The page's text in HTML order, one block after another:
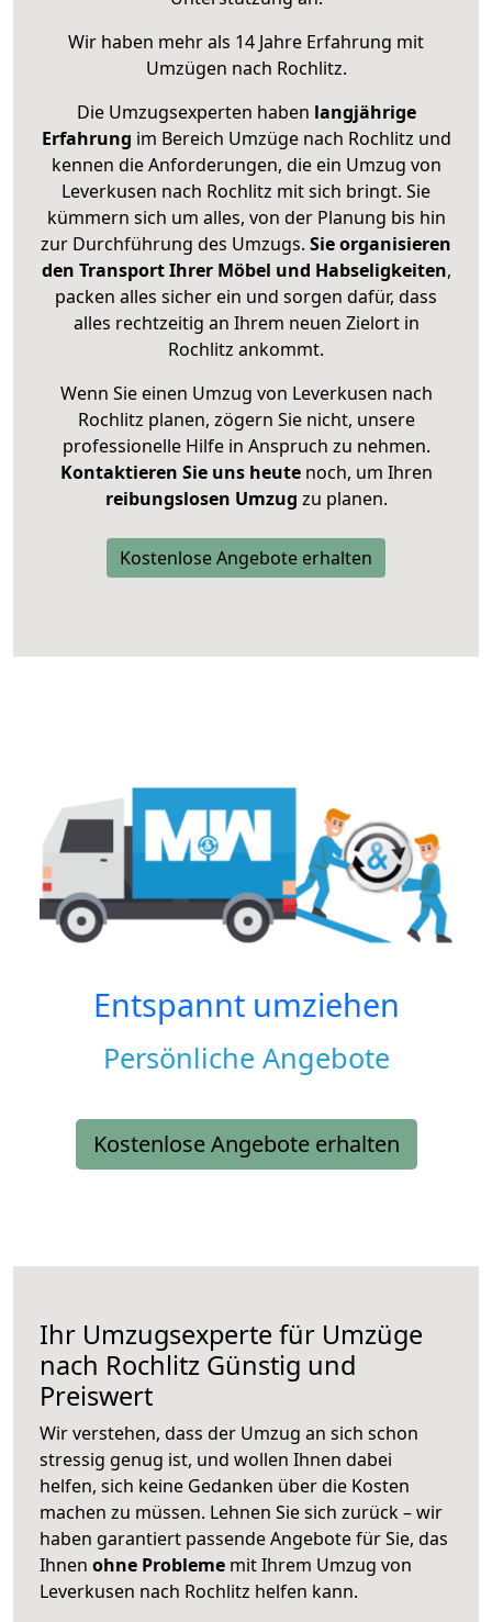
Wir haben mehr als 14 Jahre Erfahrung mit
Umzügen nach Rochlitz.
Die Umzugsexperten haben langjährige
Erfahrung im Bereich Umzüge nach Rochlitz und
kennen die Anforderungen, die ein Umzug von
Leverkusen nach Rochlitz mit sich bringt. Sie
kümmern sich um alles, von der Planung bis hin
zur Durchführung des Umzugs. Sie organisieren
den Transport Ihrer Möbel und Habseligkeiten,
packen alles sicher ein und sorgen dafür, dass
alles rechtzeitig an Ihrem neuen Zielort in
Rochlitz ankommt.
Wenn Sie einen Umzug von Leverkusen nach
Rochlitz planen, zögern Sie nicht, unsere
professionelle Hilfe in Anspruch zu nehmen.
Kontaktieren Sie uns heutenoch, um Ihren
reibungslosen Umzug zu planen.
Kostenlose Angebote erhalten
Entspannt umziehen
Persönliche Angebote
Kostenlose Angebote erhalten
Ihr Umzugsexperte für Umzüge
nach Rochlitz Günstig und
Preiswert
Wir verstehen, dass der Umzug an sich schon
stressig genug ist, und wollen Ihnen dabei
helfen, sich keine Gedanken über die Kosten
machen zu müssen. Lehnen Sie sich zurück – wir
haben garantiert passende Angebote für Sie, das
Ihnen ohne Probleme mit Ihrem Umzug von
Leverkusen nach Rochlitz helfen kann.